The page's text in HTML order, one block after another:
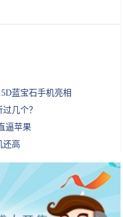
蓝宝石手机亮相
几个？
逼苹果
还高